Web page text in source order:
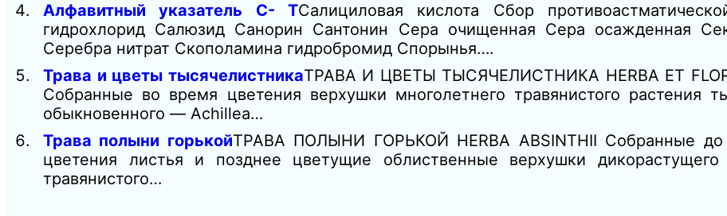
Алфавитный указатель С- ТСалициловая кислота Сбор
гидрохлорид Салюзид Санорин Сантонин Сера очищенная Сера осажденная
Серебра нитрат Скополамина гидробромид Спорынья….
Трава и цветы тысячелистникаТРАВА И ЦВЕТЫ ТЫСЯЧЕЛИСТНИКА HERBA ЕТ
Собранные во время цветения верхушки многолетнего травянистого растения
обыкновенного — Achillea…
Трава полыни горькойТРАВА ПОЛЫНИ ГОРЬКОЙ HERBA ABSINTHII Собранные до
цветения листья и позднее цветущие облиственные верхушки дикорастущего
травянистого…